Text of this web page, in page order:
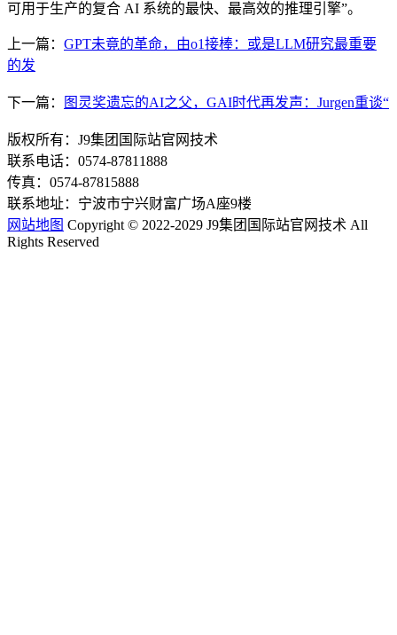
可用于生产的复合 AI 系统的最快、最高效的推理引擎”。
上一篇： GPT未竟的革命，由o1接棒：或是LLM研究最重要
的发
下一篇： 图灵奖遗忘的AI之父，GAI时代再发声：Jurgen重谈“
版权所有：J9集团国际站官网技术
联系电话：0574-87811888
传真：0574-87815888
联系地址：宁波市宁兴财富广场A座9楼
网站地图 Copyright © 2022-2029 J9集团国际站官网技术 All
Rights Reserved